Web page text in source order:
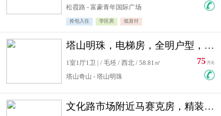
松霞路 - 富豪青年国际广场
拎包入住 学区房 低首付
塔山明珠，电梯房，全明户型，视野好，毛坯房，看房有钥匙
1室1厅1卫 | / 毛坯 / 西北 / 58.81㎡
塔山奇山 - 塔山明珠
75 万元
文化路市场附近马赛克房，精装修三居室，南北通透，实用面积大